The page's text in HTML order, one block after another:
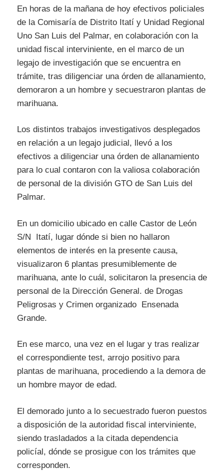
En horas de la mañana de hoy efectivos policiales
de la Comisaría de Distrito Itatí y Unidad Regional
Uno San Luis del Palmar, en colaboración con la
unidad fiscal interviniente, en el marco de un
legajo de investigación que se encuentra en
trámite, tras diligenciar una órden de allanamiento,
demoraron a un hombre y secuestraron plantas de
marihuana.
Los distintos trabajos investigativos desplegados
en relación a un legajo judicial, llevó a los
efectivos a diligenciar una órden de allanamiento
para lo cual contaron con la valiosa colaboración
de personal de la división GTO de San Luis del
Palmar.
En un domicilio ubicado en calle Castor de León
S/N Itatí, lugar dónde si bien no hallaron
elementos de interés en la presente causa,
visualizaron 6 plantas presumiblemente de
marihuana, ante lo cuál, solicitaron la presencia de
personal de la Dirección General. de Drogas
Peligrosas y Crimen organizado Ensenada
Grande.
En ese marco, una vez en el lugar y tras realizar
el correspondiente test, arrojo positivo para
plantas de marihuana, procediendo a la demora de
un hombre mayor de edad.
El demorado junto a lo secuestrado fueron puestos
a disposición de la autoridad fiscal interviniente,
siendo trasladados a la citada dependencia
policíal, dónde se prosigue con los trámites que
corresponden.